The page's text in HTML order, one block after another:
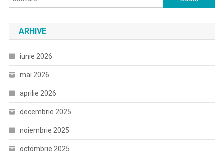
după:
ARHIVE
iunie 2026
mai 2026
aprilie 2026
decembrie 2025
noiembrie 2025
octombrie 2025